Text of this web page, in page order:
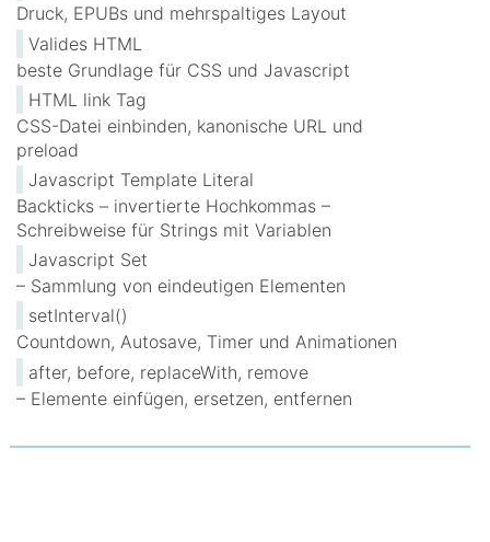
Druck, EPUBs und mehrspaltiges Layout
Valides HTML
beste Grundlage für CSS und Javascript
HTML link Tag
CSS-Datei einbinden, kanonische URL und
preload
Javascript Template Literal
Backticks – invertierte Hochkommas –
Schreibweise für Strings mit Variablen
Javascript Set
– Sammlung von eindeutigen Elementen
setInterval()
Countdown, Autosave, Timer und Animationen
after, before, replaceWith, remove
– Elemente einfügen, ersetzen, entfernen